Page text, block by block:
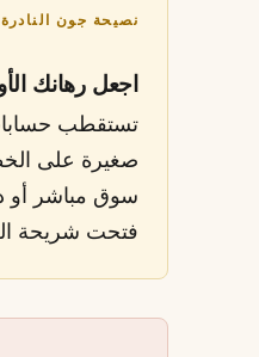
نصيحة جون النادرة
اجعل رهانك
تستقطب
صغيرة على
سوق مباشر أو
فتحت شريحة